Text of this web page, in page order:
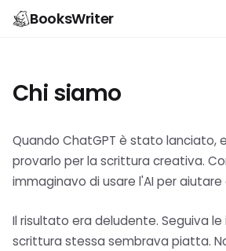
BooksWriter
Chi siamo
Quando ChatGPT è stato lanciato,
provarlo per la scrittura creativa.
immaginavo di usare l'AI per
Il risultato era deludente. Seguiva le
scrittura stessa sembrava piatta.